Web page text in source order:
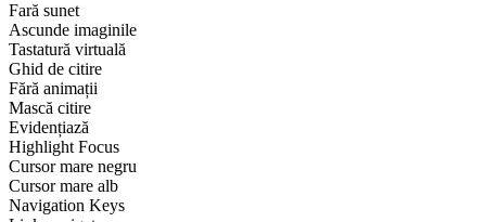
Fară sunet
Ascunde imaginile
Tastatură virtuală
Ghid de citire
Fără animații
Mască citire
Evidențiază
Highlight Focus
Cursor mare negru
Cursor mare alb
Navigation Keys